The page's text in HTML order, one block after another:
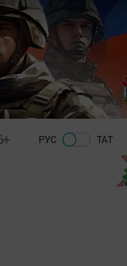
РУС ТАТ